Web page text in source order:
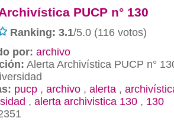
PUCP n° 130
Ranking: 3.1/5.0 (116 votos)
por: archivo
Alerta Archivística PUCP n°
pucp , archivo , alerta ,
, alerta archivistica 130 , 130